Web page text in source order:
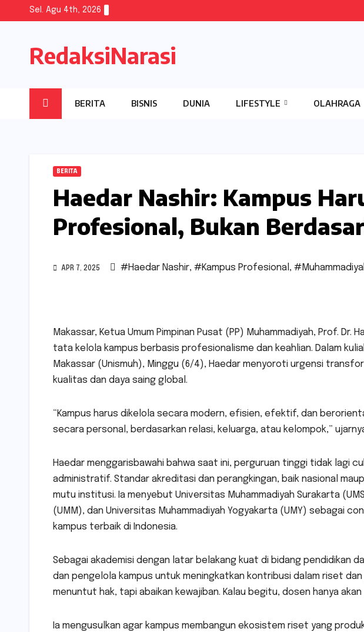
Sel. Agu 4th, 2026
RedaksiNarasi
BERITA BISNIS DUNIA LIFESTYLE OLAHRAGA
BERITA
Haedar Nashir: Kampus
Profesional, Bukan
APR 7, 2025 #Haedar Nashir, #Kampus Profesional ,
Makassar, Ketua Umum Pimpinan Pusat (PP) Muhammadiyah, Prof. Dr.
tata kelola kampus berbasis profesionalisme dan keahlian. Dalam
Makassar (Unismuh), Minggu (6/4), Haedar menyoroti urgensi
kualitas dan daya saing global.
“Kampus harus dikelola secara modern, efisien, efektif, dan
secara personal, berdasarkan relasi, keluarga, atau kelompok,”
Haedar menggarisbawahi bahwa saat ini, perguruan tinggi tidak lagi
administratif. Standar akreditasi dan perangkingan, baik nasional
mutu institusi. Ia menyebut Universitas Muhammadiyah Surakarta
(UMM), dan Universitas Muhammadiyah Yogyakarta (UMY) sebagai
kampus terbaik di Indonesia.
Sebagai akademisi dengan latar belakang kuat di bidang pendidikan
dan pengelola kampus untuk meningkatkan kontribusi dalam riset
menuntut hak, tapi abaikan kewajiban. Kalau begitu, dosen hanya
Ia mengusulkan agar kampus membangun ekosistem riset yang